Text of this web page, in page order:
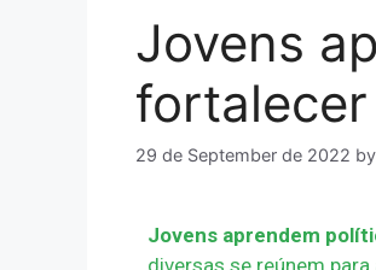
Jovens
29 de September de 2022 by
Jovens aprendem